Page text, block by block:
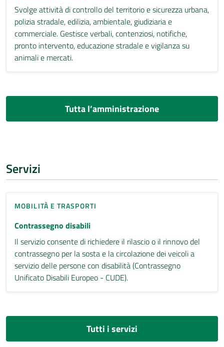
Svolge attività di controllo del territorio e sicurezza urbana,
polizia stradale, edilizia, ambientale, giudiziaria e
commerciale. Gestisce verbali, contenziosi, notifiche,
pronto intervento, educazione stradale e vigilanza su
animali e mercati.
Tutta l’amministrazione
Servizi
MOBILITÀ E TRASPORTI
Contrassegno disabili
Il servizio consente di richiedere il rilascio o il rinnovo del
contrassegno per la sosta e la circolazione dei veicoli a
servizio delle persone con disabilità (Contrassegno
Unificato Disabili Europeo - CUDE).
Tutti i servizi